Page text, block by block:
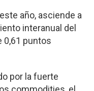
año, as­ciende a
in­teranual del
0,61 puntos
por la fuerte